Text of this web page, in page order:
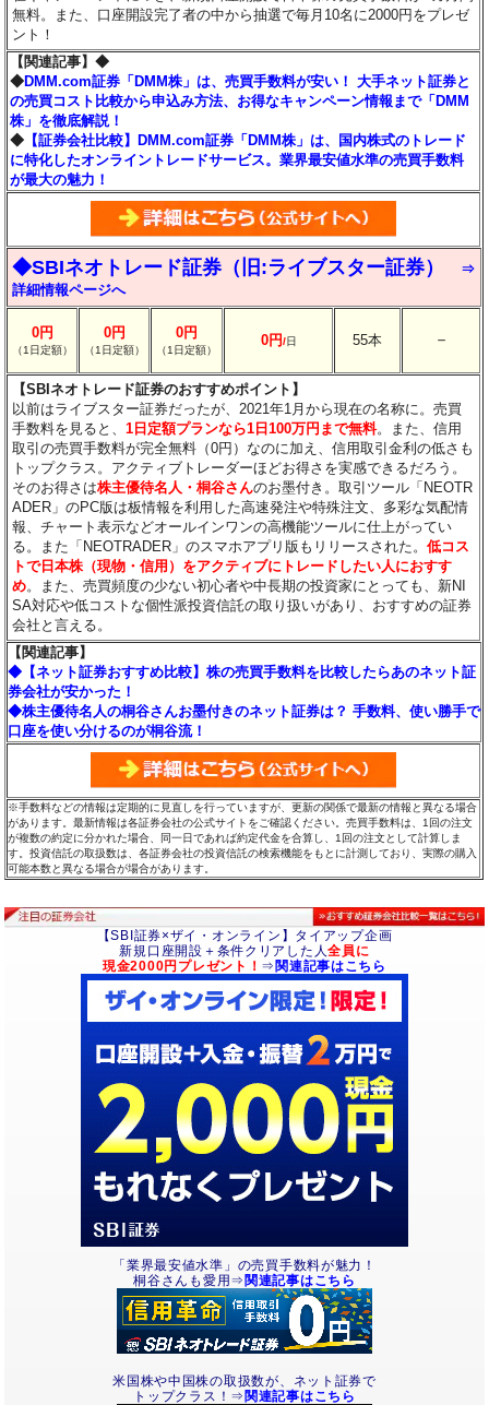
無料。また、口座開設完了者の中から抽選で毎月10名に2000円をプレゼ
ント！
【関連記事】◆
◆DMM.com証券「DMM株」は、売買手数料が安い！ 大手ネット証券と
の売買コスト比較から申込み方法、お得なキャンペーン情報まで「DMM
株」を徹底解説！
◆ 【証券会社比較】DMM.com証券「DMM株」は、国内株式のトレード
に特化したオンライントレードサービス。業界最安値水準の売買手数料
が最大の魅力！
◆SBIネオトレード証券（旧:ライブスター証券）
⇒
詳細情報ページへ
0円
（1日定額）
0円
（1日定額）
0円
（1日定額）
0円/日 55本 －
【SBIネオトレード証券のおすすめポイント】
以前はライブスター証券だったが、2021年1月から現在の名称に。売買
手数料を見ると、1日定額プランなら1日100万円まで無料。また、信用
取引の売買手数料が完全無料（0円）なのに加え、信用取引金利の低さも
トップクラス。アクティブトレーダーほどお得さを実感できるだろう。
そのお得さは株主優待名人・桐谷さんのお墨付き。取引ツール「NEOTR
ADER」のPC版は板情報を利用した高速発注や特殊注文、多彩な気配情
報、チャート表示などオールインワンの高機能ツールに仕上がってい
る。また「NEOTRADER」のスマホアプリ版もリリースされた。低コス
トで日本株（現物・信用）をアクティブにトレードしたい人におすす
め。また、売買頻度の少ない初心者や中長期の投資家にとっても、新NI
SA対応や低コストな個性派投資信託の取り扱いがあり、おすすめの証券
会社と言える。
【関連記事】
◆【ネット証券おすすめ比較】株の売買手数料を比較したらあのネット証
券会社が安かった！
◆株主優待名人の桐谷さんお墨付きのネット証券は？ 手数料、使い勝手で
口座を使い分けるのが桐谷流！
※手数料などの情報は定期的に見直しを行っていますが、更新の関係で最新の情報と異なる場合
があります。最新情報は各証券会社の公式サイトをご確認ください。売買手数料は、1回の注文
が複数の約定に分かれた場合、同一日であれば約定代金を合算し、1回の注文として計算しま
す。投資信託の取扱数は、各証券会社の投資信託の検索機能をもとに計測しており、実際の購入
可能本数と異なる場合が場合があります。
【SBI証券×ザイ・オンライン】タイアップ企画
新規口座開設＋条件クリアした人全員に
現金2000円プレゼント！ ⇒ 関連記事はこちら
「業界最安値水準」の売買手数料が魅力！
桐谷さんも愛用⇒ 関連記事はこちら
米国株や中国株の取扱数が、ネット証券で
トップクラス！⇒ 関連記事はこちら